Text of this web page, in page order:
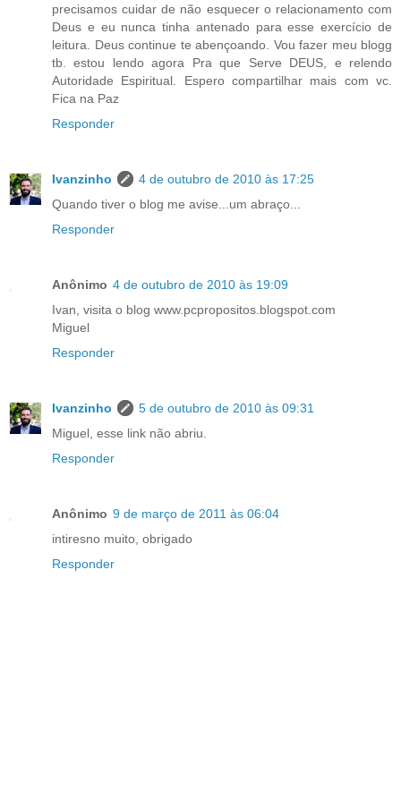
precisamos cuidar de não esquecer o relacionamento com
Deus e eu nunca tinha antenado para esse exercício de
leitura. Deus continue te abençoando. Vou fazer meu blogg
tb. estou lendo agora Pra que Serve DEUS, e relendo
Autoridade Espiritual. Espero compartilhar mais com vc.
Fica na Paz
Responder
Ivanzinho
4 de outubro de 2010 às 17:25
Quando tiver o blog me avise...um abraço...
Responder
Anônimo 4 de outubro de 2010 às 19:09
Ivan, visita o blog www.pcpropositos.blogspot.com
Miguel
Responder
Ivanzinho
5 de outubro de 2010 às 09:31
Miguel, esse link não abriu.
Responder
Anônimo 9 de março de 2011 às 06:04
intiresno muito, obrigado
Responder